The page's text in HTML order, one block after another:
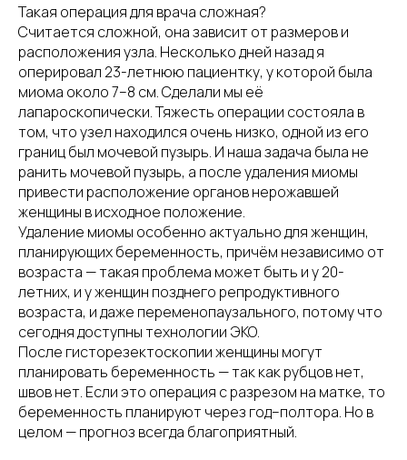
Такая операция для врача сложная?
Считается сложной, она зависит от размеров и
расположения узла. Несколько дней назад я
оперировал 23-летнюю пациентку, у которой была
миома около 7–8 см. Сделали мы её
лапароскопически. Тяжесть операции состояла в
том, что узел находился очень низко, одной из его
границ был мочевой пузырь. И наша задача была не
ранить мочевой пузырь, а после удаления миомы
привести расположение органов нерожавшей
женщины в исходное положение.
Удаление миомы особенно актуально для женщин,
планирующих беременность, причём независимо от
возраста — такая проблема может быть и у 20-
летних, и у женщин позднего репродуктивного
возраста, и даже переменопаузального, потому что
сегодня доступны технологии ЭКО.
После гисторезектоскопии женщины могут
планировать беременность — так как рубцов нет,
швов нет. Если это операция с разрезом на матке, то
беременность планируют через год–полтора. Но в
целом — прогноз всегда благоприятный.